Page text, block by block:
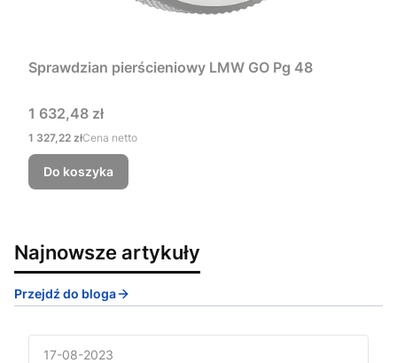
Sprawdzian pierścieniowy LMW GO Pg 48
Cena
1 632,48 zł
Cena
1 327,22 złCena netto
Do koszyka
Najnowsze artykuły
Przejdź do bloga
17-08-2023